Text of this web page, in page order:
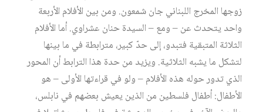
زوجها المخرج اللبناني جان شمعون. ومن بين الأفلام الأربعة
واحد يتحدث عن – ومع – السيدة حنان عشراوي. أما الأفلام
الثلاثة المتبقية فتبدو، إلى حدّ كبير، مترابطة في ما بينها
لتشكل ما يشبه الثلاثية. ويزيد من حدة هذا الترابط أن المحور
الذي تدور حوله هذه الأفلام – ولو في قراءتها الأولى – هو
الأطفال: أطفال فلسطين من الذين يعيش بعضهم في نابلس،